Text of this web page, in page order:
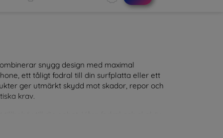
snygg design med maximal
ett tåligt fodral till din surfplatta eller ett
ger utmärkt skydd mot skador, repor och
krav.
del av din vardagsoutfit. För teknikälskare